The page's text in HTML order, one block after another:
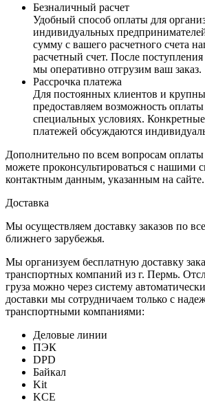
Безналичный расчет
Удобный способ оплаты для
индивидуальных
сумму с вашего расчетного счета
расчетный счет. После
мы оперативно отгрузим ваш заказ.
Рассрочка платежа
Для постоянных клиентов и
предоставляем возможность
специальных условиях.
платежей обсуждаются
Дополнительно по всем вопросам
можете проконсультироваться с нашими
контактным данным, указанным на сайте.
Доставка
Мы осуществляем доставку заказов по
ближнего зарубежья.
Мы организуем бесплатную доставку
транспортных компаний из г. Пермь.
груза можно через систему
доставки мы сотрудничаем только с
транспортными компаниями:
Деловые линии
ПЭК
DPD
Байкал
Kit
KCE